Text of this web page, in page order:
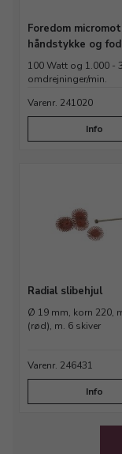
Foredom
håndstykke og
100 Watt og 1.000 -
omdrejninger/min.
Varenr. 241020
Info
Radial slibehjul
Ø 19 mm, korn 220,
(rød), m. 6 skiver
Varenr. 246431
Info